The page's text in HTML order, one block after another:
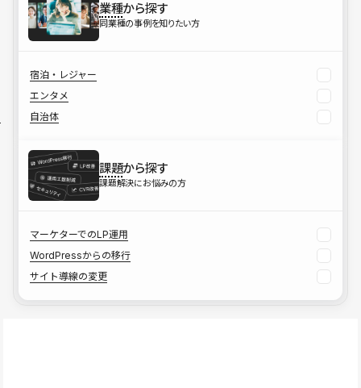
業種から探す
同業種の事例を知りたい方
宿泊・レジャー
エンタメ
自治体
課題から探す
課題解決にお悩みの方
マーケターでのLP運用
WordPressからの移行
サイト導線の変更